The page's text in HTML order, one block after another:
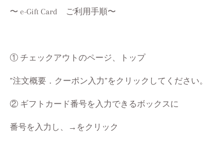
〜 e-Gift Card ご利用手順〜
① チェックアウトのページ、トップ
”注文概要．クーポン入力”をクリックしてください。
② ギフトカード番号を入力できるボックスに
番号を入力し、→をクリック